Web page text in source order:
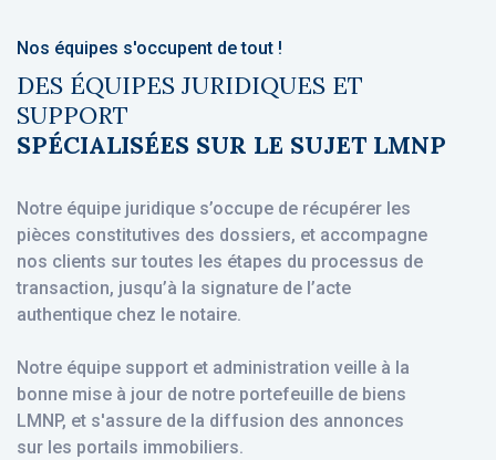
Nos équipes s'occupent de tout !
DES ÉQUIPES JURIDIQUES ET
SUPPORT
SPÉCIALISÉES SUR LE SUJET LMNP
Notre équipe juridique s’occupe de récupérer les
pièces constitutives des dossiers, et accompagne
nos clients sur toutes les étapes du processus de
transaction, jusqu’à la signature de l’acte
authentique chez le notaire.
Notre équipe support et administration veille à la
bonne mise à jour de notre portefeuille de biens
LMNP, et s'assure de la diffusion des annonces
sur les portails immobiliers.